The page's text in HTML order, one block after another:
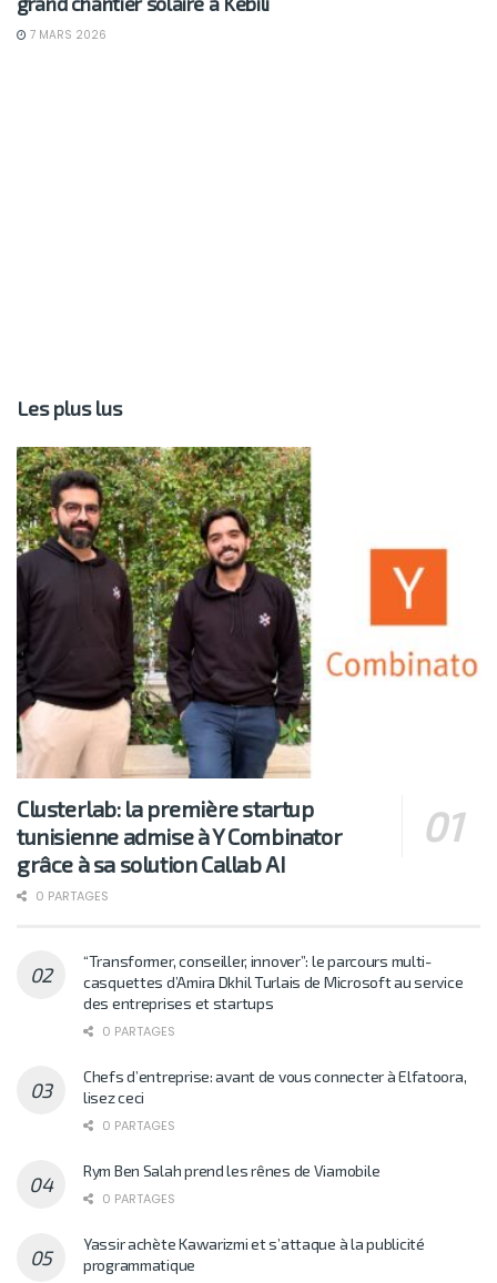
7 MARS 2026
Les plus lus
Clusterlab: la première startup
tunisienne admise à Y Combinator
grâce à sa solution Callab AI
0 PARTAGES
“Transformer, conseiller, innover”: le parcours multi-
casquettes d’Amira Dkhil Turlais de Microsoft au service
des entreprises et startups
0 PARTAGES
Chefs d’entreprise: avant de vous connecter à Elfatoora,
lisez ceci
0 PARTAGES
Rym Ben Salah prend les rênes de Viamobile
0 PARTAGES
Yassir achète Kawarizmi et s’attaque à la publicité
programmatique